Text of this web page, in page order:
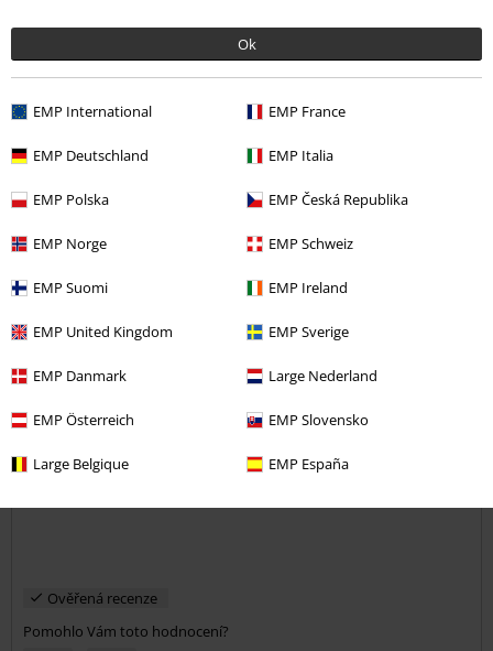
Ok
EMP International EMP France
EMP Deutschland EMP Italia
EMP Polska EMP Česká Republika
EMP Norge EMP Schweiz
EMP Suomi EMP Ireland
EMP United Kingdom EMP Sverige
EMP Danmark Large Nederland
EMP Österreich EMP Slovensko
Large Belgique EMP España
Perfektní
Ověřená recenze
Pomohlo Vám toto hodnocení?
Publikováno: Neděle, 25.11.2018
Miloš
Ověřená recenze
Pomohlo Vám toto hodnocení?